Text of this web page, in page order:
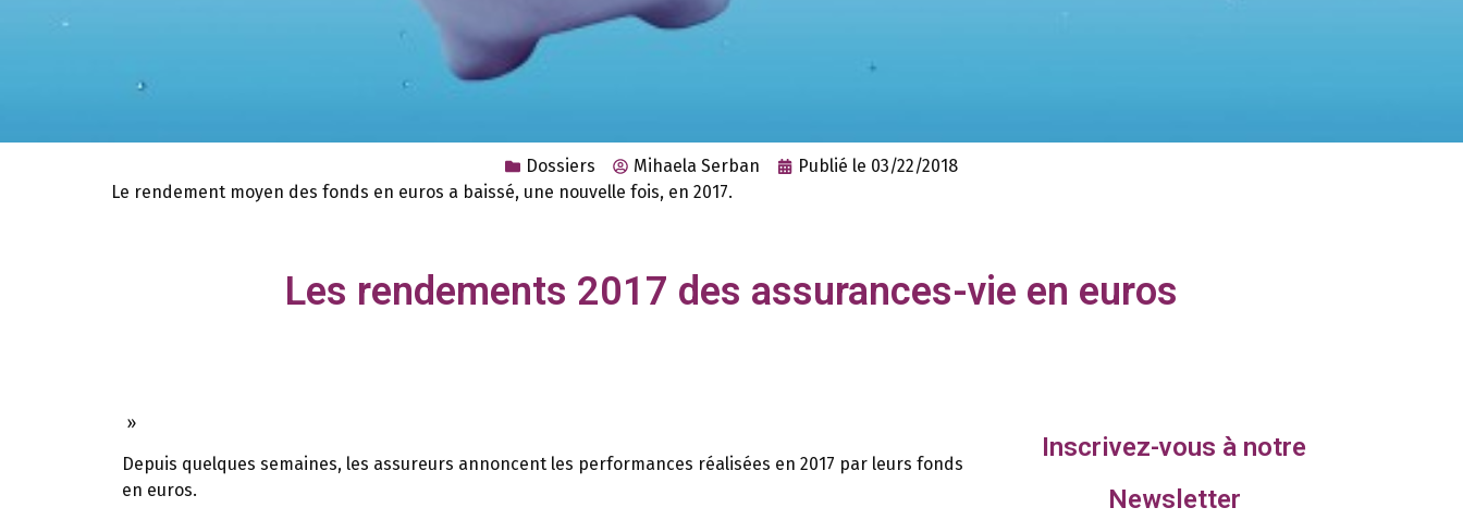
Dossiers Mihaela Serban Publié le 03/22/2018
Le rendement moyen des fonds en euros a baissé, une nouvelle fois, en 2017.
Les rendements 2017 des assurances-vie en euros
»
Depuis quelques semaines, les assureurs annoncent les performances réalisées en 2017 par leurs fonds
en euros.
Inscrivez-vous à notre
Newsletter